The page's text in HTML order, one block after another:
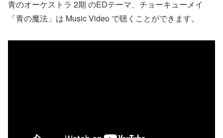
青のオーケストラ 2期 のEDテーマ、チョーキューメイ
「青の魔法」は Music Video で聴くことができます。